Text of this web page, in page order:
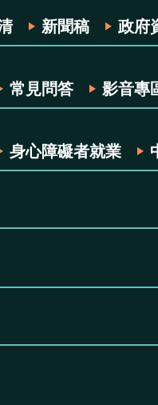
新聞稿 政府
常見問答 影音專
身心障礙者就業